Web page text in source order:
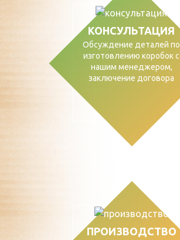
КОНСУЛЬТАЦИЯ
Обсуждение деталей по
изготовлению коробок с
нашим менеджером,
заключение договора
ПРОИЗВОДСТВО